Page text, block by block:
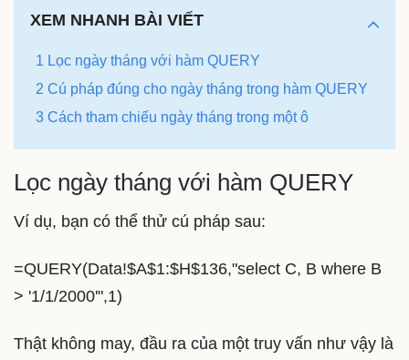
XEM NHANH BÀI VIẾT
1 Lọc ngày tháng với hàm QUERY
2 Cú pháp đúng cho ngày tháng trong hàm QUERY
3 Cách tham chiếu ngày tháng trong một ô
Lọc ngày tháng với hàm QUERY
Ví dụ, bạn có thể thử cú pháp sau:
=QUERY(Data!$A$1:$H$136,"select C, B where B
> '1/1/2000'",1)
Thật không may, đầu ra của một truy vấn như vậy là